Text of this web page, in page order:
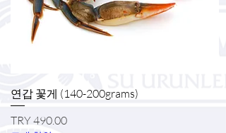
연갑 꽃게 (140-200grams)
가격
TRY 490.00